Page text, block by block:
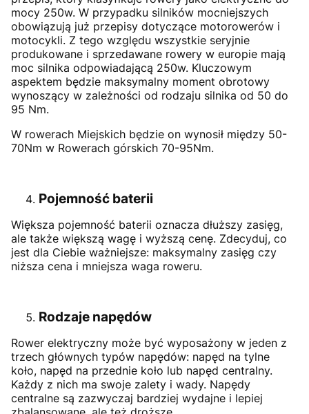
mocy 250w. W przypadku silników mocniejszych
obowiązują już przepisy dotyczące motorowerów i
motocykli. Z tego względu wszystkie seryjnie
produkowane i sprzedawane rowery w europie mają
moc silnika odpowiadającą 250w. Kluczowym
aspektem będzie maksymalny moment obrotowy
wynoszący w zależności od rodzaju silnika od 50 do
95 Nm.
W rowerach Miejskich będzie on wynosił między 50-
70Nm w Rowerach górskich 70-95Nm.
Pojemność baterii
Większa pojemność baterii oznacza dłuższy zasięg,
ale także większą wagę i wyższą cenę. Zdecyduj, co
jest dla Ciebie ważniejsze: maksymalny zasięg czy
niższa cena i mniejsza waga roweru.
Rodzaje napędów
Rower elektryczny może być wyposażony w jeden z
trzech głównych typów napędów: napęd na tylne
koło, napęd na przednie koło lub napęd centralny.
Każdy z nich ma swoje zalety i wady. Napędy
centralne są zazwyczaj bardziej wydajne i lepiej